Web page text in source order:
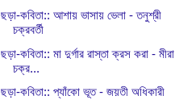
ছড়া-কবিতা:: আশায় ভাসায় ভেলা - তনুশ্রী
চক্রবর্তী
ছড়া-কবিতা:: মা দুর্গার রাস্তা ক্রস করা - মীরা
চক্র...
ছড়া-কবিতা:: প্যাঁকো ভূত - জয়তী অধিকারী